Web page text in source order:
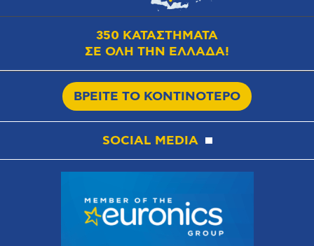
350 ΚΑΤΑΣΤΗΜΑΤΑ
ΣΕ ΟΛΗ ΤΗΝ ΕΛΛΑΔΑ!
ΒΡΕΙΤΕ ΤΟ ΚΟΝΤΙΝΟΤΕΡΟ
SOCIAL MEDIA